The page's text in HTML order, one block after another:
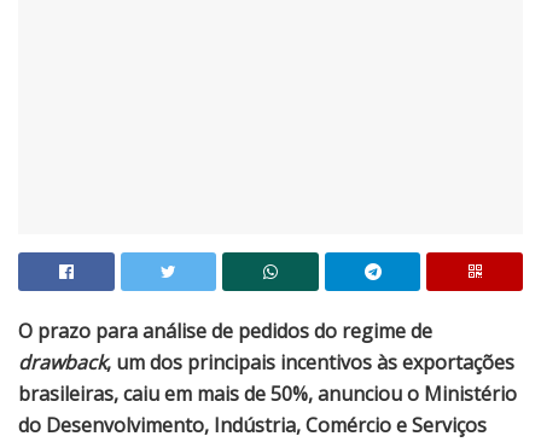
O prazo para análise de pedidos do regime de
drawback, um dos principais incentivos às exportações
brasileiras, caiu em mais de 50%, anunciou o Ministério
do Desenvolvimento, Indústria, Comércio e Serviços